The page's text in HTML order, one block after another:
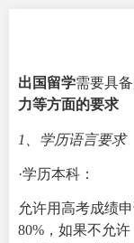
出国留学需要具
力等方面的要求
1、学历语言要求
·学历本科：
允许用高考成绩
80%，如果不允